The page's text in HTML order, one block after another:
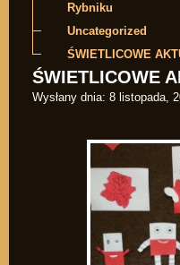
Rybniku
Uncategorized
ŚWIETLICOWE
ŚWIETLICOWE
Wysłany dnia: 8 listopada,